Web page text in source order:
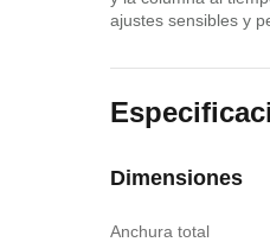
ajustes sensibles y
Dimensiones
Anchura total